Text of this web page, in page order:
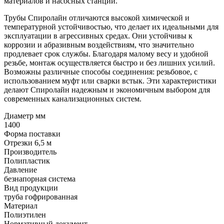
Трубы Спиролайн отличаются высокой химической и
температурной устойчивостью, что делает их идеальными для
эксплуатации в агрессивных средах. Они устойчивы к
коррозии и абразивным воздействиям, что значительно
продлевает срок службы. Благодаря малому весу и удобной
резьбе, монтаж осуществляется быстро и без лишних усилий.
Возможны различные способы соединения: резьбовое, с
использованием муфт или сварки встык. Эти характеристики
делают Спиролайн надежным и экономичным выбором для
современных канализационных систем.
Диаметр мм
1400
Форма поставки
Отрезки 6,5 м
Производитель
Полипластик
Давление
безнапорная система
Вид продукции
труба гофрированная
Материал
Полиэтилен